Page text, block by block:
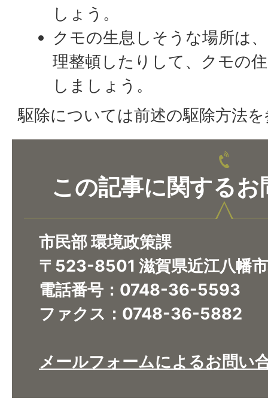
しょう。
クモの生息しそうな場所は
理整頓したりして、クモの
しましょう。
駆除については前述の駆除方法
この記事に関するお
市民部 環境政策課
〒523-8501 滋賀県近江八幡
電話番号：0748-36-5593
ファクス：0748-36-5882​​​​​​​
メールフォームによるお問い